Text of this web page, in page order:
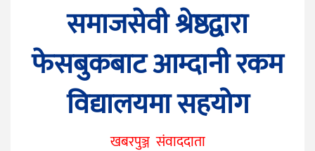
मनोरञ्जन
समाजसेवी श्रेष्ठद्वारा
फेसबुकबाट आम्दानी रकम
विद्यालयमा सहयोग
खबरपुञ्ज संवाददाता